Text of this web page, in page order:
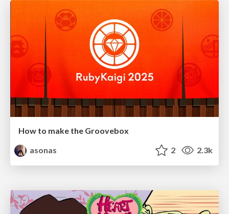
How to make the Groovebox
asonas
2 2.3k